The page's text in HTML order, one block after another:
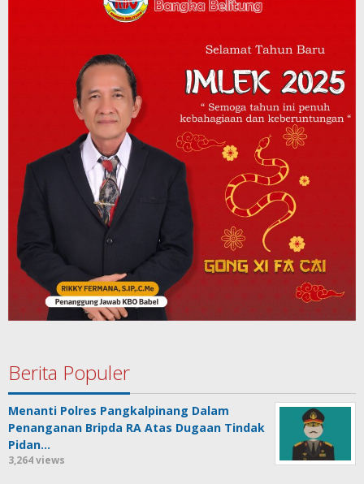
Berita Populer
Menanti Polres Pangkalpinang Dalam
Penanganan Bripda RA Atas Dugaan Tindak
Pidan…
3,264 views